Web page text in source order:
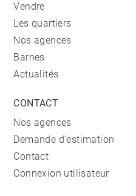
Vendre
Les quartiers
Nos agences
Barnes
Actualités
CONTACT
Nos agences
Demande d'estimation
Contact
Connexion utilisateur